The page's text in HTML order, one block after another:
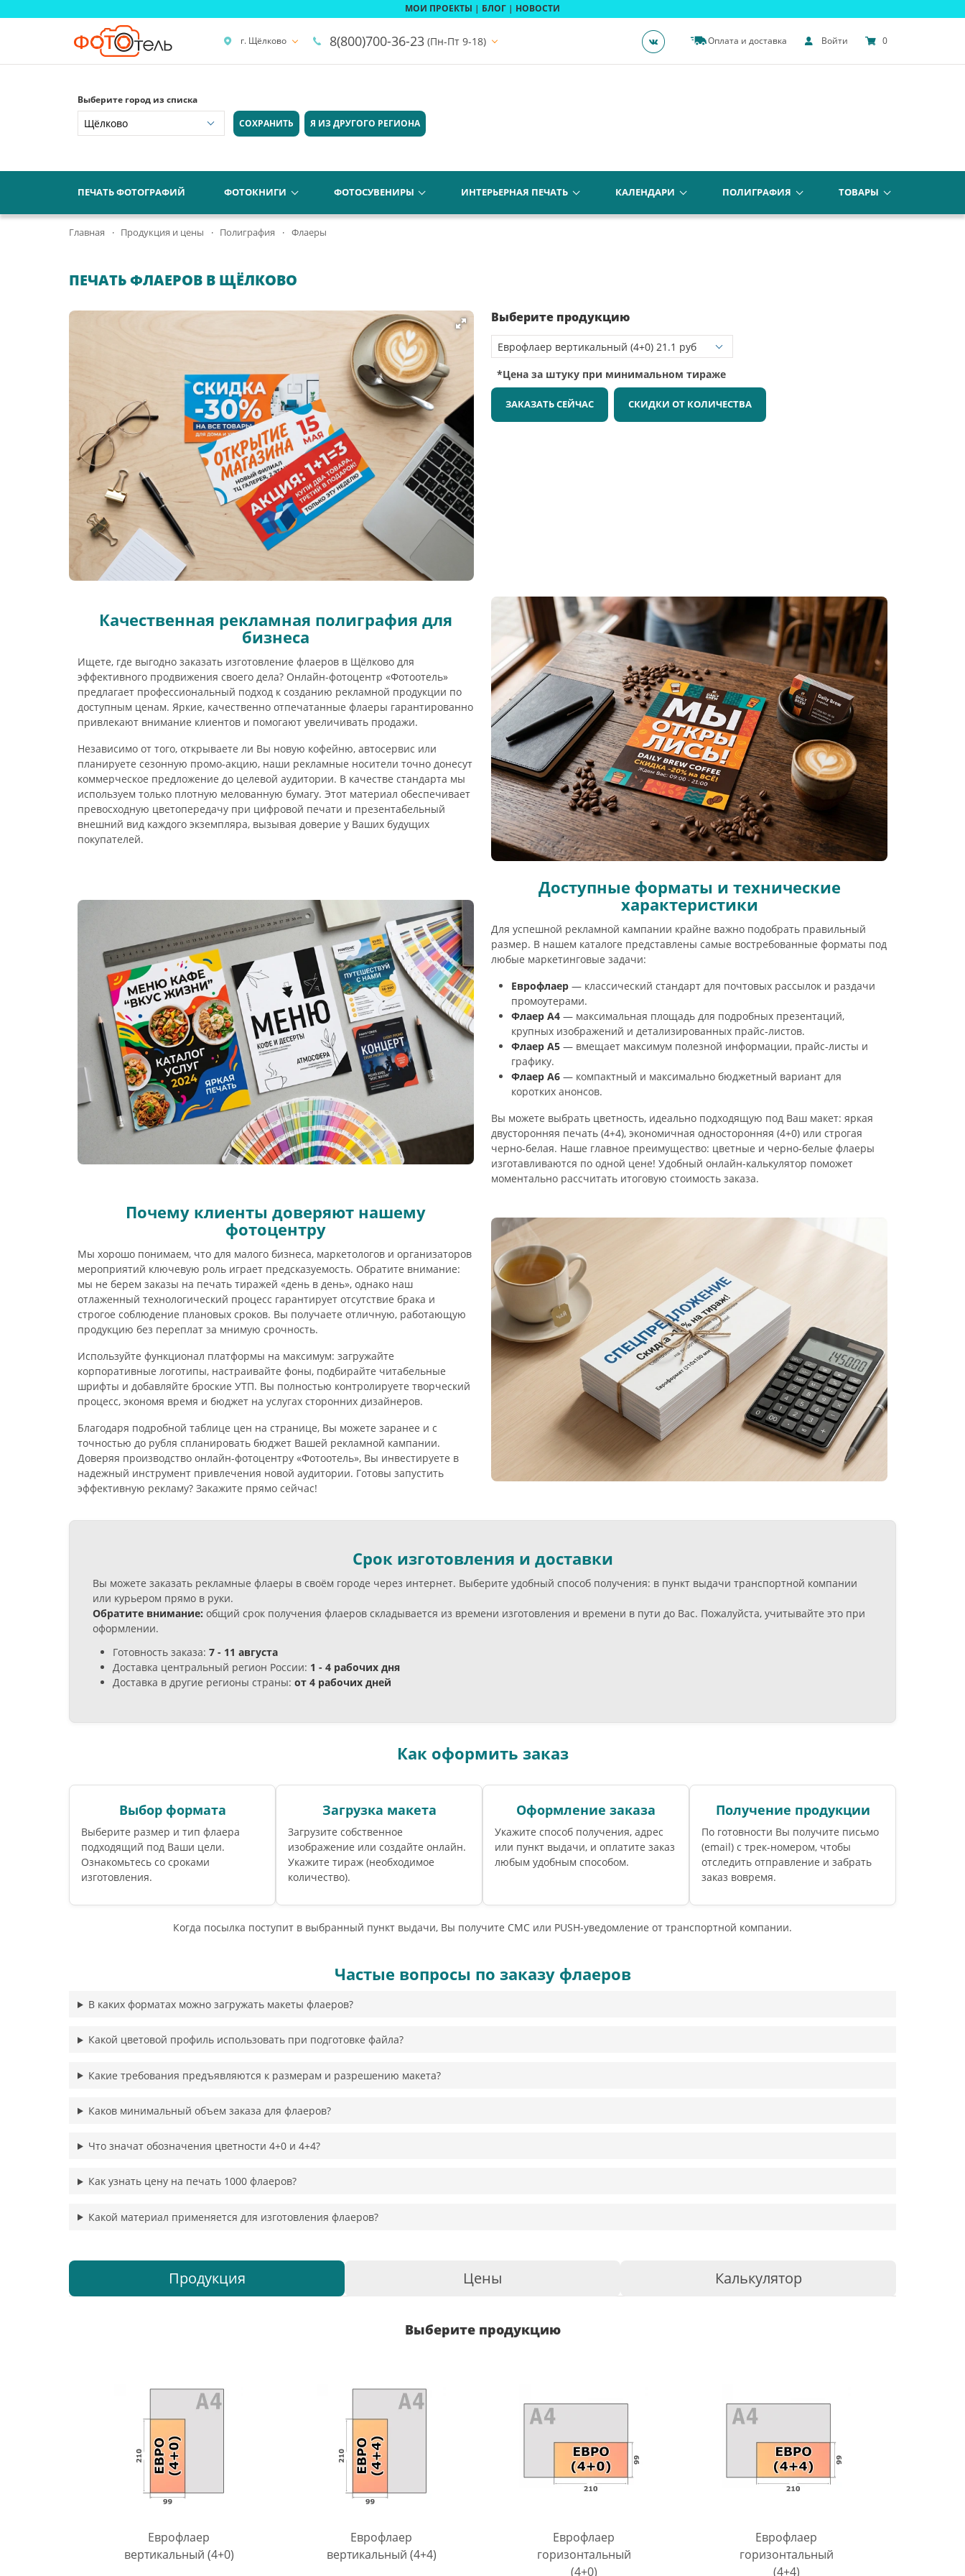
МОИ ПРОЕКТЫ | БЛОГ | НОВОСТИ
г. Щёлково 8(800)700-36-23 (Пн-Пт 9-18) Оплата и доставка Войти 0
Выберите город из списка
СОХРАНИТЬ
Я ИЗ ДРУГОГО РЕГИОНА
ПЕЧАТЬ ФОТОГРАФИЙ ФОТОКНИГИ ФОТОСУВЕНИРЫ ИНТЕРЬЕРНАЯ ПЕЧАТЬ КАЛЕНДАРИ ПОЛИГРАФИЯ ТОВАРЫ
Главная Продукция и цены Полиграфия Флаеры
ПЕЧАТЬ ФЛАЕРОВ В ЩЁЛКОВО
Выберите продукцию
*Цена за штуку при минимальном тираже
ЗАКАЗАТЬ СЕЙЧАС СКИДКИ ОТ КОЛИЧЕСТВА
Качественная рекламная полиграфия для
бизнеса
Ищете, где выгодно заказать изготовление флаеров в Щёлково для
эффективного продвижения своего дела? Онлайн-фотоцентр «Фотоотель»
предлагает профессиональный подход к созданию рекламной продукции по
доступным ценам. Яркие, качественно отпечатанные флаеры гарантированно
привлекают внимание клиентов и помогают увеличивать продажи.
Независимо от того, открываете ли Вы новую кофейню, автосервис или
планируете сезонную промо-акцию, наши рекламные носители точно донесут
коммерческое предложение до целевой аудитории. В качестве стандарта мы
используем только плотную мелованную бумагу. Этот материал обеспечивает
превосходную цветопередачу при цифровой печати и презентабельный
внешний вид каждого экземпляра, вызывая доверие у Ваших будущих
покупателей.
Доступные форматы и технические
характеристики
Для успешной рекламной кампании крайне важно подобрать правильный
размер. В нашем каталоге представлены самые востребованные форматы под
любые маркетинговые задачи:
Еврофлаер — классический стандарт для почтовых рассылок и раздачи
промоутерами.
Флаер А4 — максимальная площадь для подробных презентаций,
крупных изображений и детализированных прайс-листов.
Флаер А5 — вмещает максимум полезной информации, прайс-листы и
графику.
Флаер А6 — компактный и максимально бюджетный вариант для
коротких анонсов.
Вы можете выбрать цветность, идеально подходящую под Ваш макет: яркая
двусторонняя печать (4+4), экономичная односторонняя (4+0) или строгая
черно-белая. Наше главное преимущество: цветные и черно-белые флаеры
изготавливаются по одной цене! Удобный онлайн-калькулятор поможет
моментально рассчитать итоговую стоимость заказа.
Почему клиенты доверяют нашему
фотоцентру
Мы хорошо понимаем, что для малого бизнеса, маркетологов и организаторов
мероприятий ключевую роль играет предсказуемость. Обратите внимание:
мы не берем заказы на печать тиражей «день в день», однако наш
отлаженный технологический процесс гарантирует отсутствие брака и
строгое соблюдение плановых сроков. Вы получаете отличную, работающую
продукцию без переплат за мнимую срочность.
Используйте функционал платформы на максимум: загружайте
корпоративные логотипы, настраивайте фоны, подбирайте читабельные
шрифты и добавляйте броские УТП. Вы полностью контролируете творческий
процесс, экономя время и бюджет на услугах сторонних дизайнеров.
Благодаря подробной таблице цен на странице, Вы можете заранее и с
точностью до рубля спланировать бюджет Вашей рекламной кампании.
Доверяя производство онлайн-фотоцентру «Фотоотель», Вы инвестируете в
надежный инструмент привлечения новой аудитории. Готовы запустить
эффективную рекламу? Закажите прямо сейчас!
Срок изготовления и доставки
Вы можете заказать рекламные флаеры в своём городе через интернет. Выберите удобный способ получения: в пункт выдачи транспортной компании
или курьером прямо в руки.
Обратите внимание: общий срок получения флаеров складывается из времени изготовления и времени в пути до Вас. Пожалуйста, учитывайте это при
оформлении.
Готовность заказа: 7 - 11 августа
Доставка центральный регион России: 1 - 4 рабочих дня
Доставка в другие регионы страны: от 4 рабочих дней
Как оформить заказ
Выбор формата
Выберите размер и тип флаера
подходящий под Ваши цели.
Ознакомьтесь со сроками
изготовления.
Загрузка макета
Загрузите собственное
изображение или создайте онлайн.
Укажите тираж (необходимое
количество).
Оформление заказа
Укажите способ получения, адрес
или пункт выдачи, и оплатите заказ
любым удобным способом.
Получение продукции
По готовности Вы получите письмо
(email) c трек-номером, чтобы
отследить отправление и забрать
заказ вовремя.
Когда посылка поступит в выбранный пункт выдачи, Вы получите СМС или PUSH-уведомление от транспортной компании.
Частые вопросы по заказу флаеров
В каких форматах можно загружать макеты флаеров?
Какой цветовой профиль использовать при подготовке файла?
Какие требования предъявляются к размерам и разрешению макета?
Каков минимальный объем заказа для флаеров?
Что значат обозначения цветности 4+0 и 4+4?
Как узнать цену на печать 1000 флаеров?
Какой материал применяется для изготовления флаеров?
Продукция Цены Калькулятор
Выберите продукцию
Еврофлаер
вертикальный (4+0)
Еврофлаер
вертикальный (4+4)
Еврофлаер
горизонтальный
(4+0)
Еврофлаер
горизонтальный
(4+4)